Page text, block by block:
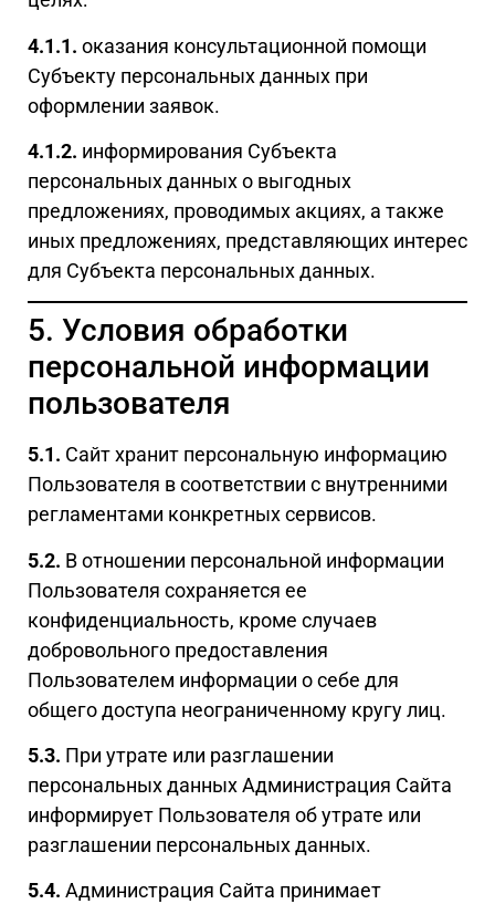
4.1.1. оказания консультационной помощи
Субъекту персональных данных при
оформлении заявок.
4.1.2. информирования Субъекта
персональных данных о выгодных
предложениях, проводимых акциях, а также
иных предложениях, представляющих интерес
для Субъекта персональных данных.
5. Условия обработки
персональной информации
пользователя
5.1. Сайт хранит персональную информацию
Пользователя в соответствии с внутренними
регламентами конкретных сервисов.
5.2. В отношении персональной информации
Пользователя сохраняется ее
конфиденциальность, кроме случаев
добровольного предоставления
Пользователем информации о себе для
общего доступа неограниченному кругу лиц.
5.3. При утрате или разглашении
персональных данных Администрация Сайта
информирует Пользователя об утрате или
разглашении персональных данных.
5.4. Администрация Сайта принимает